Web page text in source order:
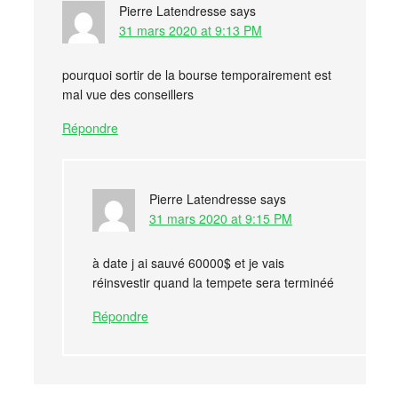
Pierre Latendresse says
31 mars 2020 at 9:13 PM
pourquoi sortir de la bourse temporairement est
mal vue des conseillers
Répondre
Pierre Latendresse says
31 mars 2020 at 9:15 PM
à date j ai sauvé 60000$ et je vais
réinsvestir quand la tempete sera terminéé
Répondre